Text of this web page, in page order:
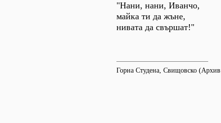
"Нани, нани, Иванчо,
майка ти да жъне,
нивата да свършат!"
Горна Студена, Свищовско